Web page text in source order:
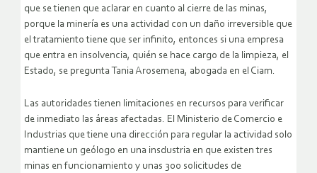
que se tienen que aclarar en cuanto al cierre de las minas,
porque la minería es una actividad con un daño irreversible que
el tratamiento tiene que ser infinito, entonces si una empresa
que entra en insolvencia, quién se hace cargo de la limpieza, el
Estado, se pregunta Tania Arosemena, abogada en el Ciam.
Las autoridades tienen limitaciones en recursos para verificar
de inmediato las áreas afectadas. El Ministerio de Comercio e
Industrias que tiene una dirección para regular la actividad solo
mantiene un geólogo en una insdustria en que existen tres
minas en funcionamiento y unas 300 solicitudes de